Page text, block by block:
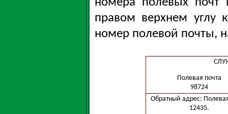
правом верхнем углу
номер полевой почты,
Полевая почта
98724
Обратный адрес:
12435.